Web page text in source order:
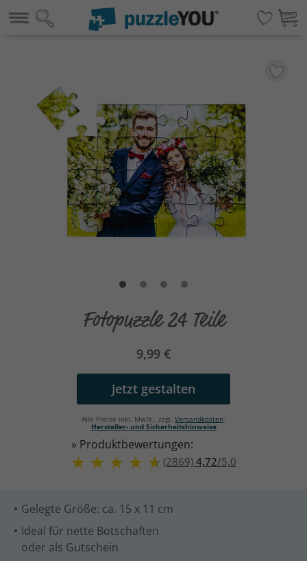
Fotopuzzle 24 Teile
» Produktbewertungen:
(2869) 4,72/5,0
Gelegte Größe: ca. 15 x 11 cm
Ideal für nette Botschaften
oder als Gutschein
9,99 €
Jetzt gestalten
Alle Preise inkl. MwSt., zzgl. Versandkosten.
Hersteller- und Sicherheitshinweise